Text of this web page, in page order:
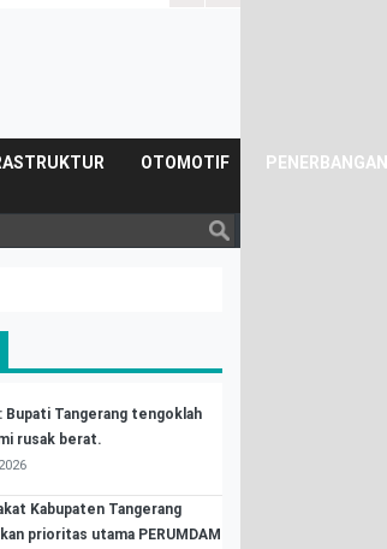
OTOMOTIF PENERBANGAN
: Bupati Tangerang tengoklah
rusak berat.
Kabupaten Tangerang
prioritas utama PERUMDAM